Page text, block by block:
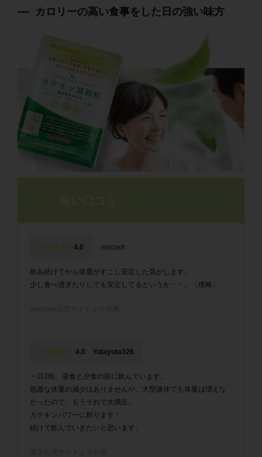
カロリーの高い食事をした日の強い味方
★★★★☆4.0 macaot
飲み続けてから体重がすこし安定した気がします。
少し食べ過ぎたりしても安定してるというか・・。〔後略〕
Amazon公式サイトより引用
★★★★☆ 4.0 Yutayuta326
一日2粒、昼食と夕食の前に飲んでいます。
急激な体重の減少はありませんが、大型連休でも体重は増えな
かったので、もうそれで大満足。
カテキンパワーに頼ります！
続けて飲んでいきたいと思います。
楽天公式サイトより引用